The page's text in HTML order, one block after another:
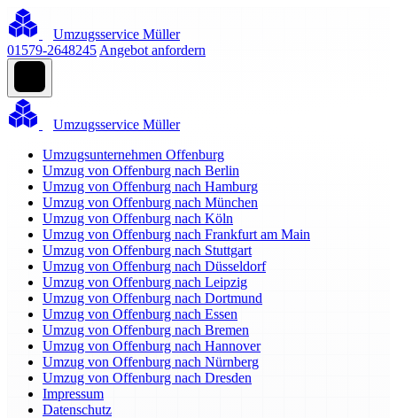
Umzugsservice Müller
01579-2648245 Angebot anfordern
Umzugsservice Müller
Umzugsunternehmen Offenburg
Umzug von Offenburg nach Berlin
Umzug von Offenburg nach Hamburg
Umzug von Offenburg nach München
Umzug von Offenburg nach Köln
Umzug von Offenburg nach Frankfurt am Main
Umzug von Offenburg nach Stuttgart
Umzug von Offenburg nach Düsseldorf
Umzug von Offenburg nach Leipzig
Umzug von Offenburg nach Dortmund
Umzug von Offenburg nach Essen
Umzug von Offenburg nach Bremen
Umzug von Offenburg nach Hannover
Umzug von Offenburg nach Nürnberg
Umzug von Offenburg nach Dresden
Impressum
Datenschutz